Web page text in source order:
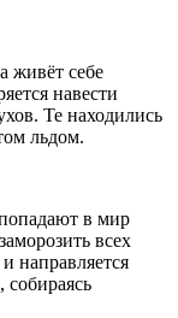
живёт себе
навести
Те находились
льдом.
в мир
всех
направляется
собираясь